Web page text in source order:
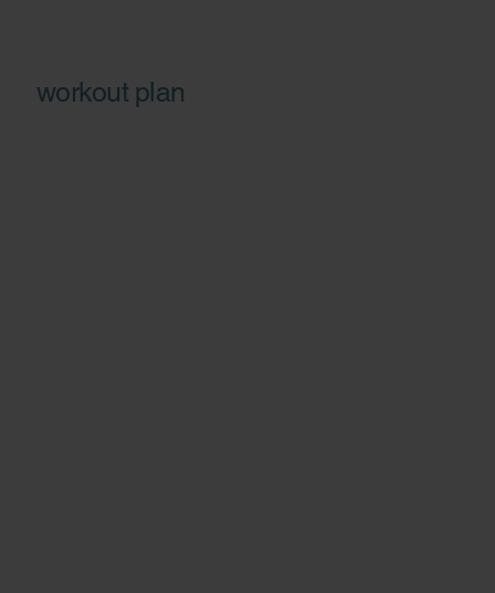
workout plan